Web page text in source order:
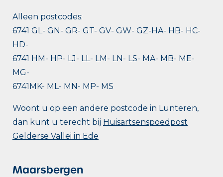
Alleen postcodes:
6741 GL- GN- GR- GT- GV- GW- GZ-HA- HB- HC-
HD-
6741 HM- HP- LJ- LL- LM- LN- LS- MA- MB- ME-
MG-
6741MK- ML- MN- MP- MS
Woont u op een andere postcode in Lunteren,
dan kunt u terecht bij Huisartsenspoedpost
Gelderse Vallei in Ede
Maarsbergen